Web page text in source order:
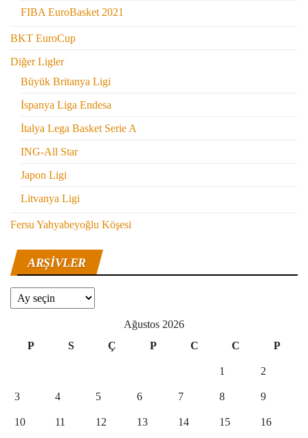
FIBA EuroBasket 2021
BKT EuroCup
Diğer Ligler
Büyük Britanya Ligi
İspanya Liga Endesa
İtalya Lega Basket Serie A
ING-All Star
Japon Ligi
Litvanya Ligi
Fersu Yahyabeyoğlu Köşesi
ARŞIVLER
Arşivler
Ağustos 2026
P
S Ç P C C P
1 2
3 4 5 6 7 8 9
10 11 12 13 14 15 16